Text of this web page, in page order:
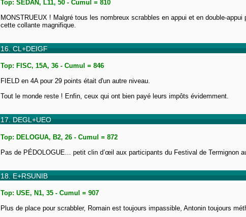
Top: SEDAN, L11, 50 - Cumul = 810
MONSTRUEUX ! Malgré tous les nombreux scrabbles en appui et en double-
cette collante magnifique.
16. CL+DEIGF
Top: FISC, 15A, 36 - Cumul = 846
FIELD en 4A pour 29 points était d'un autre niveau.
Tout le monde reste ! Enfin, ceux qui ont bien payé leurs impôts évidemment.
17. DEGL+UEO
Top: DELOGUA, B2, 26 - Cumul = 872
Pas de PÉDOLOGUE... petit clin d’œil aux participants du Festival de Termignon
18. E+RSUNIB
Top: USE, N1, 35 - Cumul = 907
Plus de place pour scrabbler, Romain est toujours impassible, Antonin toujours